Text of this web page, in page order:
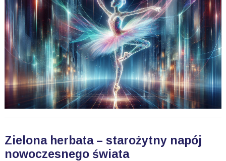
Zielona herbata – starożytny napój
nowoczesnego świata